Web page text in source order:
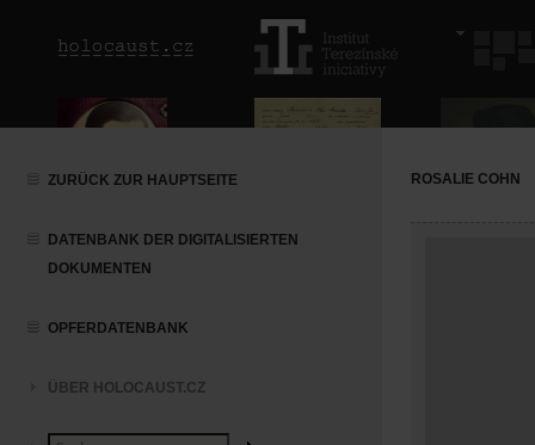
ZURÜCK ZUR HAUPTSEITE
DATENBANK DER DIGITALISIERTEN
DOKUMENTEN
OPFERDATENBANK
ÜBER HOLOCAUST.CZ
ROSALIE COHN